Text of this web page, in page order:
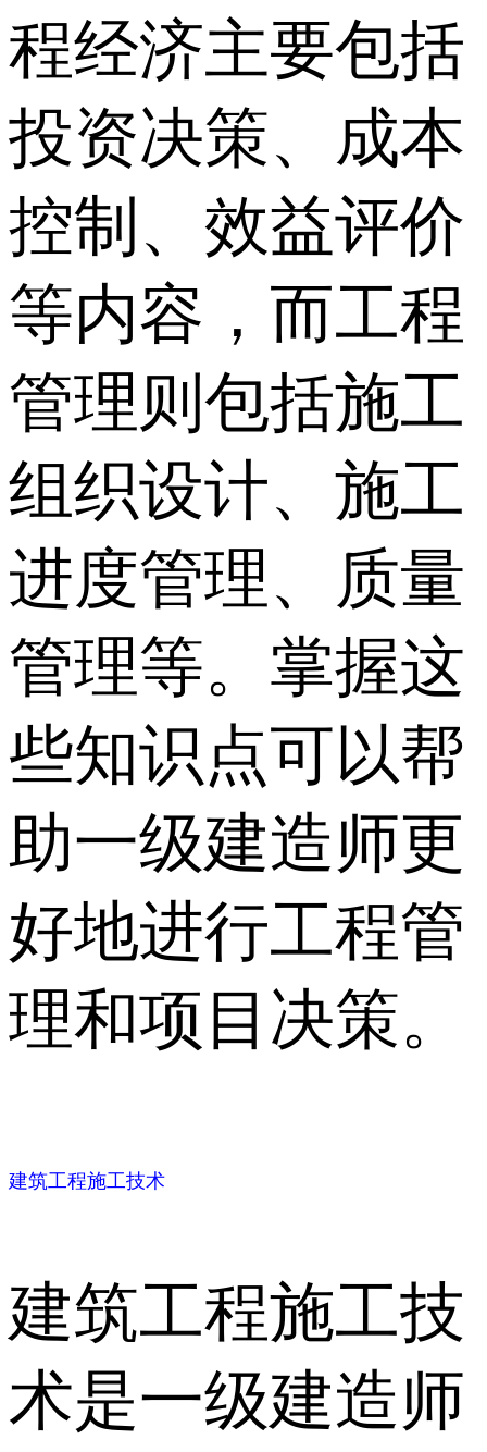
程经济主要包括
投资决策、成本
控制、效益评价
等内容，而工程
管理则包括施工
组织设计、施工
进度管理、质量
管理等。掌握这
些知识点可以帮
助一级建造师更
好地进行工程管
理和项目决策。
建筑工程施工技术
建筑工程施工技
术是一级建造师